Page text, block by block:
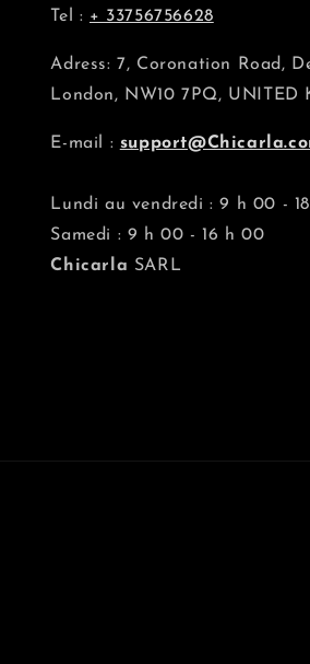
Tel : + 33756756628
Adress: 7, Coronation Road,
London, NW10 7PQ, UNITED
E-mail :
Lundi au vendredi : 9 h 00 -
Samedi : 9 h 00 - 16 h 00
Chicarla SARL